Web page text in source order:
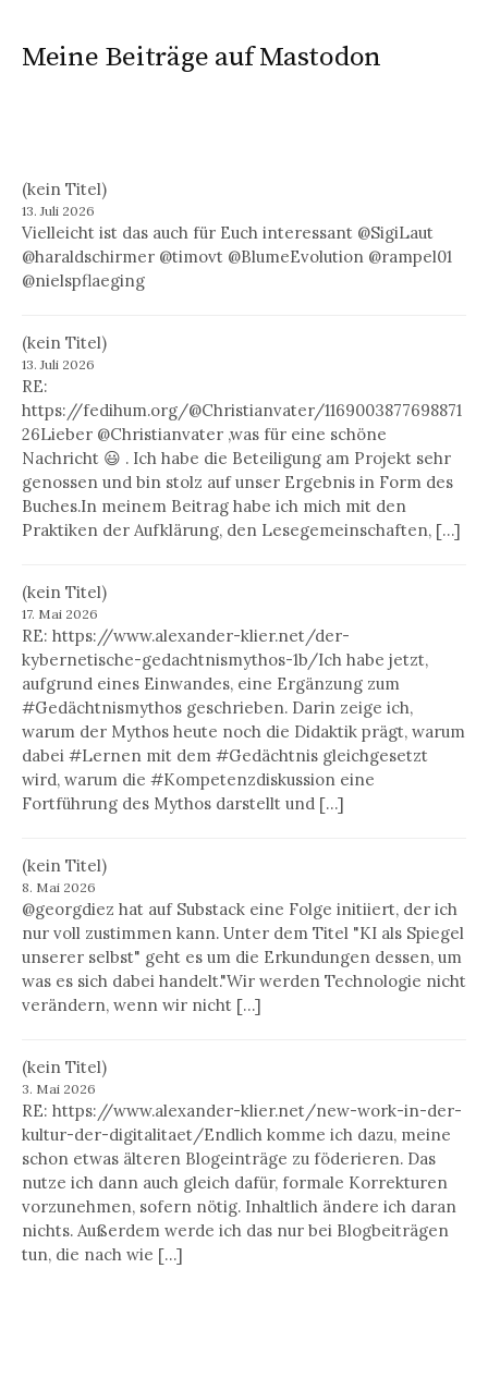
Meine Beiträge auf Mastodon
(kein Titel)
13. Juli 2026
Vielleicht ist das auch für Euch interessant @SigiLaut
@haraldschirmer @timovt @BlumeEvolution @rampel01
@nielspflaeging
(kein Titel)
13. Juli 2026
RE:
https://fedihum.org/@Christianvater/1169003877698871
26Lieber @Christianvater ,was für eine schöne
Nachricht 😃 . Ich habe die Beteiligung am Projekt sehr
genossen und bin stolz auf unser Ergebnis in Form des
Buches.In meinem Beitrag habe ich mich mit den
Praktiken der Aufklärung, den Lesegemeinschaften, […]
(kein Titel)
17. Mai 2026
RE: https://www.alexander-klier.net/der-
kybernetische-gedachtnismythos-1b/Ich habe jetzt,
aufgrund eines Einwandes, eine Ergänzung zum
#Gedächtnismythos geschrieben. Darin zeige ich,
warum der Mythos heute noch die Didaktik prägt, warum
dabei #Lernen mit dem #Gedächtnis gleichgesetzt
wird, warum die #Kompetenzdiskussion eine
Fortführung des Mythos darstellt und […]
(kein Titel)
8. Mai 2026
@georgdiez hat auf Substack eine Folge initiiert, der ich
nur voll zustimmen kann. Unter dem Titel "KI als Spiegel
unserer selbst" geht es um die Erkundungen dessen, um
was es sich dabei handelt."Wir werden Technologie nicht
verändern, wenn wir nicht […]
(kein Titel)
3. Mai 2026
RE: https://www.alexander-klier.net/new-work-in-der-
kultur-der-digitalitaet/Endlich komme ich dazu, meine
schon etwas älteren Blogeinträge zu föderieren. Das
nutze ich dann auch gleich dafür, formale Korrekturen
vorzunehmen, sofern nötig. Inhaltlich ändere ich daran
nichts. Außerdem werde ich das nur bei Blogbeiträgen
tun, die nach wie […]